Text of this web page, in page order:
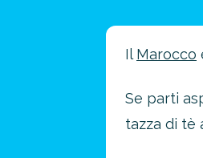
Il Marocco
Se parti
tazza di tè